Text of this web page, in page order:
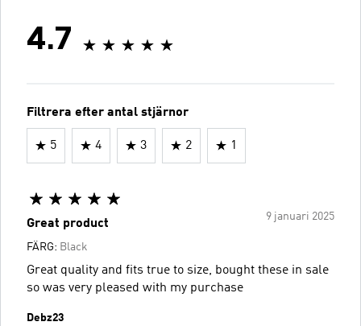
4.7
Filtrera efter antal stjärnor
5 4 3 2 1
9 januari 2025
Great product
FÄRG: Black
Great quality and fits true to size, bought these in sale
so was very pleased with my purchase
Debz23